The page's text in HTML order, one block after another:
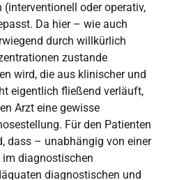
oder operativ,
Da hier – wie auch
durch willkürlich
zustande
wird, die aus klinischer und
eigentlich fließend verläuft,
Arzt eine gewisse
Für den Patienten
dass – unabhängig von einer
diagnostischen
diagnostischen und